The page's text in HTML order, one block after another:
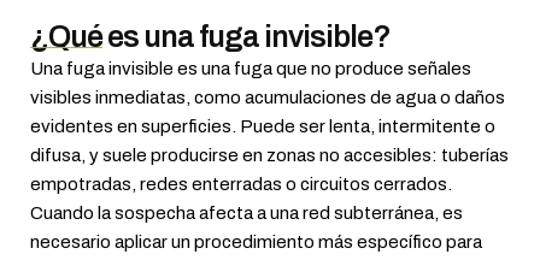
¿Qué es una fuga invisible?
Una fuga invisible es una fuga que no produce señales
visibles inmediatas, como acumulaciones de agua o daños
evidentes en superficies. Puede ser lenta, intermitente o
difusa, y suele producirse en zonas no accesibles: tuberías
empotradas, redes enterradas o circuitos cerrados.
Cuando la sospecha afecta a una red subterránea, es
necesario aplicar un procedimiento más específico para